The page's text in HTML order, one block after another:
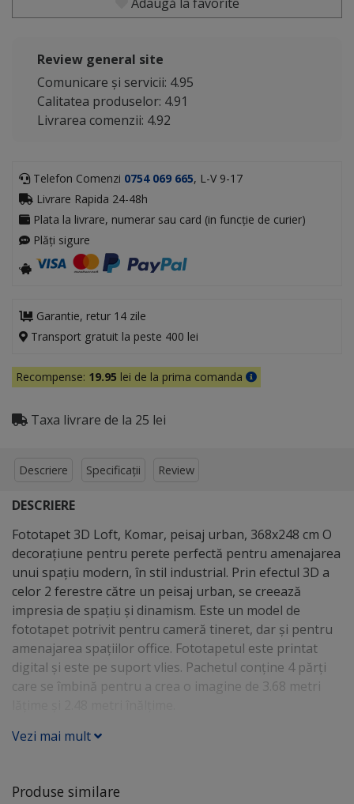
Review general site
Comunicare și servicii: 4.95
Calitatea produselor: 4.91
Livrarea comenzii: 4.92
Telefon Comenzi 0754 069 665, L-V 9-17
Livrare Rapida 24-48h
Plata la livrare, numerar sau card (in funcție de curier)
Plăți sigure
Garantie, retur 14 zile
Transport gratuit la peste 400 lei
Recompense: 19.95 lei de la prima comanda
Taxa livrare de la 25 lei
Descriere Specificații Review
DESCRIERE
Fototapet 3D Loft, Komar, peisaj urban, 368x248 cm O
decoraţiune pentru perete perfectă pentru amenajarea
unui spaţiu modern, în stil industrial. Prin efectul 3D a
celor 2 ferestre către un peisaj urban, se creează
impresia de spaţiu şi dinamism. Este un model de
fototapet potrivit pentru cameră tineret, dar şi pentru
amenajarea spaţiilor office. Fototapetul este printat
digital şi este pe suport vlies. Pachetul conţine 4 părţi
care se îmbină pentru a crea o imagine de 3.68 metri
Vezi mai mult
Produse similare